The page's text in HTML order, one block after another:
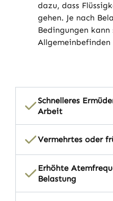
dazu, dass
gehen. Je nach
Bedingungen
Allgemeinbefinden
Schnelleres
Arbeit
Vermehrtes oder
Erhöhte
Belastung